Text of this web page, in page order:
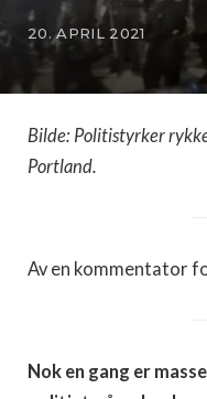
20. APRIL 2021
Bilde: Politistyrker
Portland.
Av en kommentator
Nok en gang er